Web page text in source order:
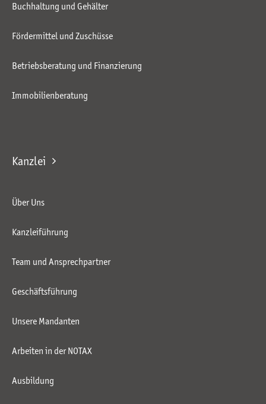
Buchhaltung und Gehälter
Fördermittel und Zuschüsse
Betriebsberatung und Finanzierung
Immobilienberatung
Kanzlei
Über Uns
Kanzleiführung
Team und Ansprechpartner
Geschäftsführung
Unsere Mandanten
Arbeiten in der NOTAX
Ausbildung